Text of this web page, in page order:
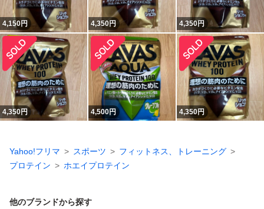
4,150円 4,350円 4,350円
4,350円 4,500円 4,350円
Yahoo!フリマ スポーツ
フィットネス、トレーニング
プロテイン
ホエイプロテイン
他のブランドから探す